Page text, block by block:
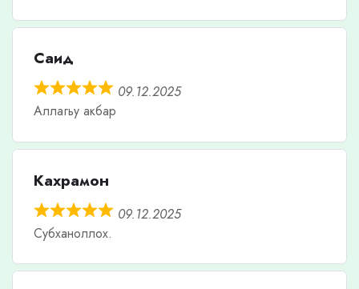
Саид
09.12.2025
Аллагьу акбар
Кахрамон
09.12.2025
Субханоллох.